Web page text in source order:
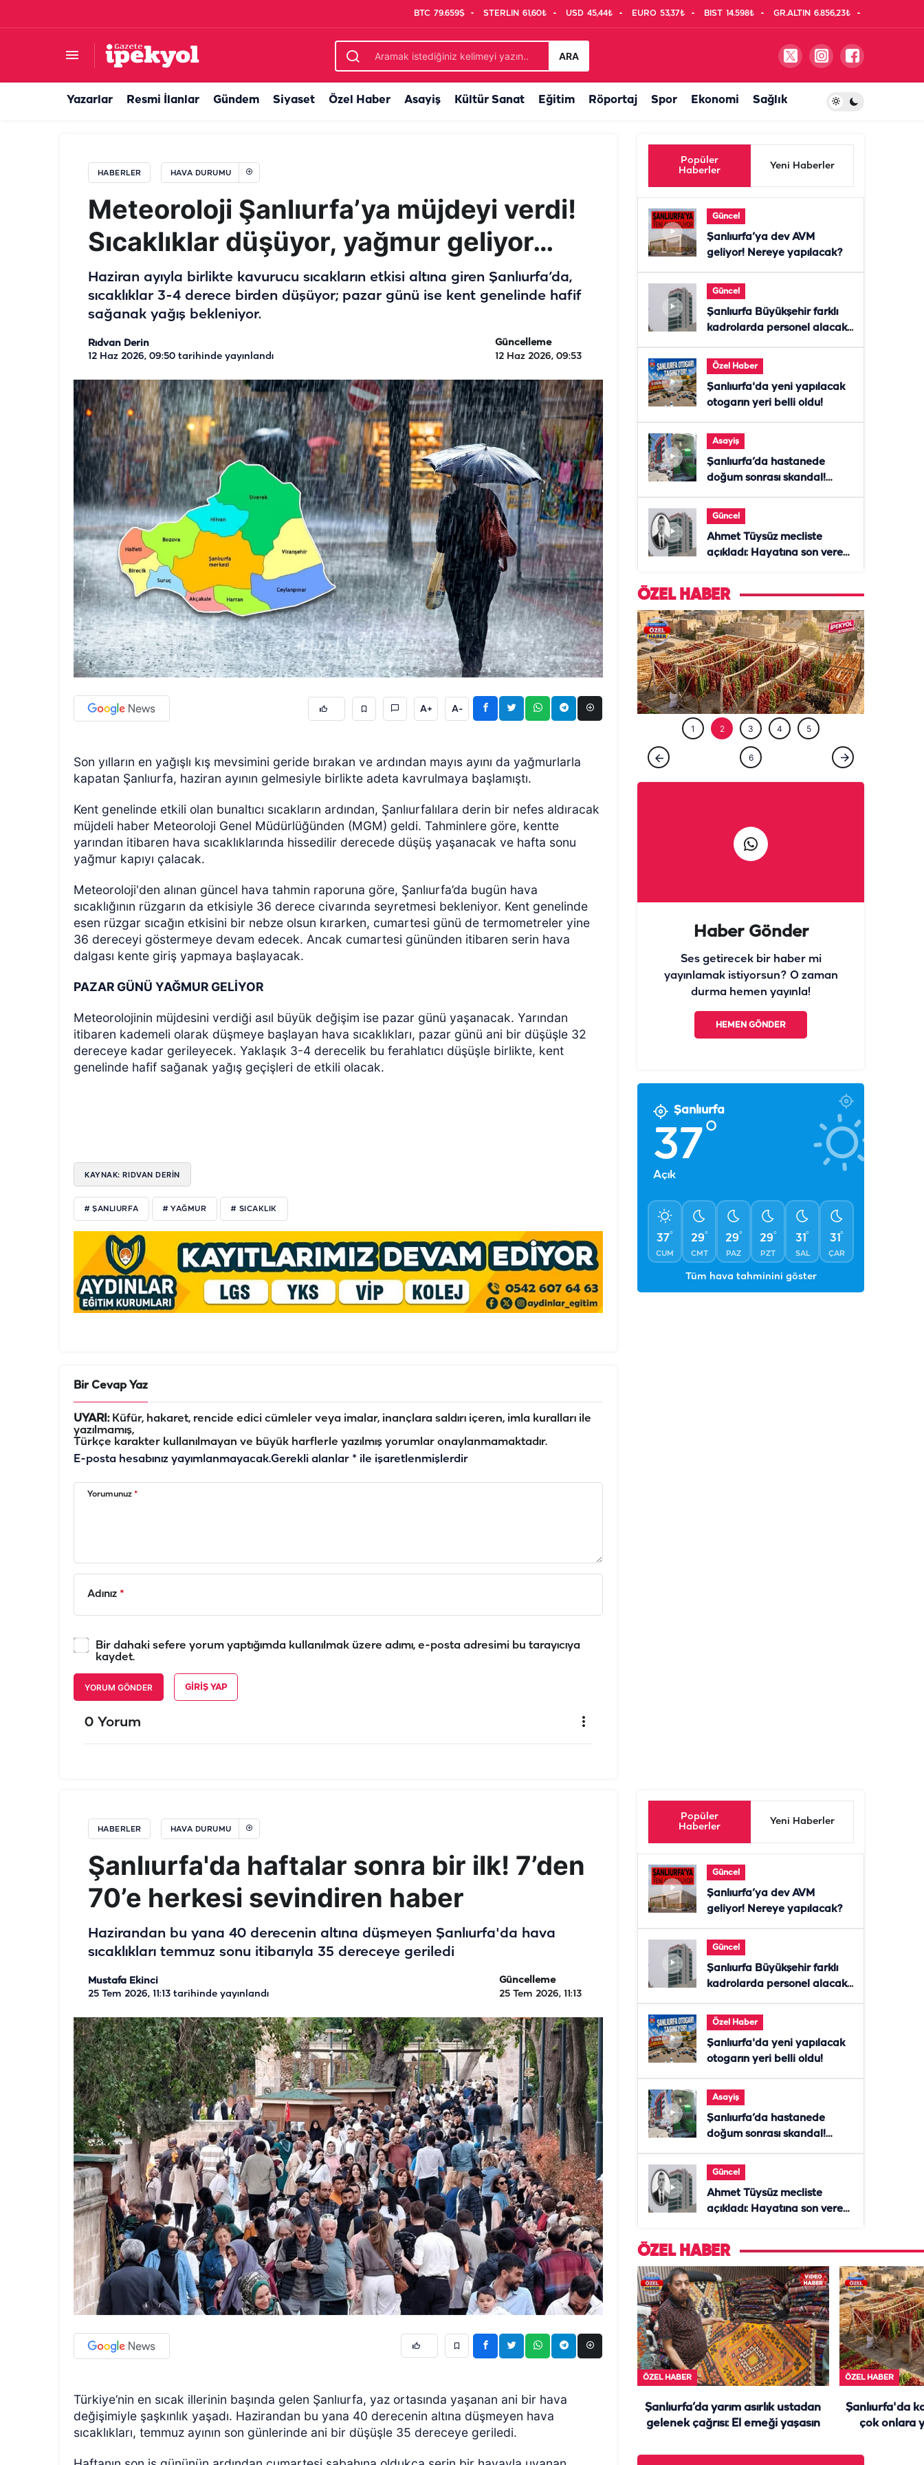
BTC 79.659$ STERLIN 61,60₺ USD 45,44₺ EURO 53,37₺ BIST 14.598₺ GR.ALTIN 6.856,23₺
ARA
Yazarlar Resmi İlanlar Gündem Siyaset Özel Haber Asayiş Kültür Sanat Eğitim Röportaj Spor Ekonomi Sağlık
HABERLER HAVA DURUMU
Meteoroloji Şanlıurfa’ya müjdeyi verdi!
Sıcaklıklar düşüyor, yağmur geliyor…
Haziran ayıyla birlikte kavurucu sıcakların etkisi altına giren Şanlıurfa’da,
sıcaklıklar 3-4 derece birden düşüyor; pazar günü ise kent genelinde hafif
sağanak yağış bekleniyor.
Rıdvan Derin
12 Haz 2026, 09:50 tarihinde yayınlandı
Güncelleme
12 Haz 2026, 09:53
A+ A-
Son yılların en yağışlı kış mevsimini geride bırakan ve ardından mayıs ayını da yağmurlarla
kapatan Şanlıurfa, haziran ayının gelmesiyle birlikte adeta kavrulmaya başlamıştı.
Kent genelinde etkili olan bunaltıcı sıcakların ardından, Şanlıurfalılara derin bir nefes aldıracak
müjdeli haber Meteoroloji Genel Müdürlüğünden (MGM) geldi. Tahminlere göre, kentte
yarından itibaren hava sıcaklıklarında hissedilir derecede düşüş yaşanacak ve hafta sonu
yağmur kapıyı çalacak.
Meteoroloji'den alınan güncel hava tahmin raporuna göre, Şanlıurfa’da bugün hava
sıcaklığının rüzgarın da etkisiyle 36 derece civarında seyretmesi bekleniyor. Kent genelinde
esen rüzgar sıcağın etkisini bir nebze olsun kırarken, cumartesi günü de termometreler yine
36 dereceyi göstermeye devam edecek. Ancak cumartesi gününden itibaren serin hava
dalgası kente giriş yapmaya başlayacak.
PAZAR GÜNÜ YAĞMUR GELİYOR
Meteorolojinin müjdesini verdiği asıl büyük değişim ise pazar günü yaşanacak. Yarından
itibaren kademeli olarak düşmeye başlayan hava sıcaklıkları, pazar günü ani bir düşüşle 32
dereceye kadar gerileyecek. Yaklaşık 3-4 derecelik bu ferahlatıcı düşüşle birlikte, kent
genelinde hafif sağanak yağış geçişleri de etkili olacak.
KAYNAK: RIDVAN DERİN
# ŞANLIURFA # YAĞMUR # SICAKLIK
Bir Cevap Yaz
UYARI:Küfür, hakaret, rencide edici cümleler veya imalar, inançlara saldırı içeren, imla kuralları ile
yazılmamış,
Türkçe karakter kullanılmayan ve büyük harflerle yazılmış yorumlar onaylanmamaktadır.
E-posta hesabınız yayımlanmayacak.Gerekli alanlar * ile işaretlenmişlerdir
Yorumunuz *
Adınız *
Bir dahaki sefere yorum yaptığımda kullanılmak üzere adımı, e-posta adresimi bu tarayıcıya
kaydet.
YORUM GÖNDER GIRIŞ YAP
0 Yorum
Popüler
Haberler
Yeni Haberler
Güncel
Şanlıurfa’ya dev AVM
geliyor! Nereye yapılacak?
Güncel
Şanlıurfa Büyükşehir farklı
kadrolarda personel alacak!
Özel Haber
Şanlıurfa'da yeni yapılacak
otogarın yeri belli oldu!
Asayiş
Şanlıurfa’da hastanede
doğum sonrası skandal!
Güncel
Ahmet Tüysüz mecliste
açıkladı: Hayatına son veren
ÖZEL HABER
1 2 3 4 5
6
Haber Gönder
Ses getirecek bir haber mi
yayınlamak istiyorsun? O zaman
durma hemen yayınla!
HEMEN GÖNDER
Şanlıurfa
37°
Açık
37°
CUM
29°
CMT
29°
PAZ
29°
PZT
31°
SAL
31°
ÇAR
Tüm hava tahminini göster
HABERLER HAVA DURUMU
Şanlıurfa'da haftalar sonra bir ilk! 7’den
70’e herkesi sevindiren haber
Hazirandan bu yana 40 derecenin altına düşmeyen Şanlıurfa'da hava
sıcaklıkları temmuz sonu itibarıyla 35 dereceye geriledi
Mustafa Ekinci
25 Tem 2026, 11:13 tarihinde yayınlandı
Güncelleme
25 Tem 2026, 11:13
Türkiye’nin en sıcak illerinin başında gelen Şanlıurfa, yaz ortasında yaşanan ani bir hava
değişimiyle şaşkınlık yaşadı. Hazirandan bu yana 40 derecenin altına düşmeyen hava
sıcaklıkları, temmuz ayının son günlerinde ani bir düşüşle 35 dereceye geriledi.
Şanlıurfa'da haftalar sonra bir ilk! 7’den 70’e herkesi sevindiren haber
Popüler
Haberler
Yeni Haberler
Güncel
Şanlıurfa’ya dev AVM
geliyor! Nereye yapılacak?
Güncel
Şanlıurfa Büyükşehir farklı
kadrolarda personel alacak!
Özel Haber
Şanlıurfa'da yeni yapılacak
otogarın yeri belli oldu!
Asayiş
Şanlıurfa’da hastanede
doğum sonrası skandal!
Güncel
Ahmet Tüysüz mecliste
açıkladı: Hayatına son veren
ÖZEL HABER
ÖZEL HABER
Şanlıurfa’da yarım asırlık ustadan
gelenek çağrısı: El emeği yaşasın
ÖZEL HABER
Şanlıurfa'da
çok onlara